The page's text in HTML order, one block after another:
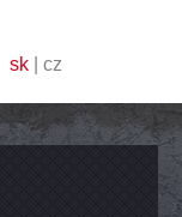
sk cz